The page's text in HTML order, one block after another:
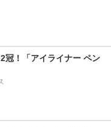
冠！「アイライナー ペン